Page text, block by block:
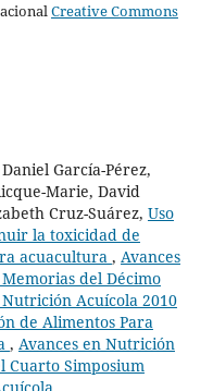
Creative Commons
García-Pérez,
Marie, David
Cruz-Suárez, Uso
la toxicidad de
acuacultura , Avances
del Décimo
Acuícola 2010
de Alimentos Para
, Avances en Nutrición
Cuarto Simposium